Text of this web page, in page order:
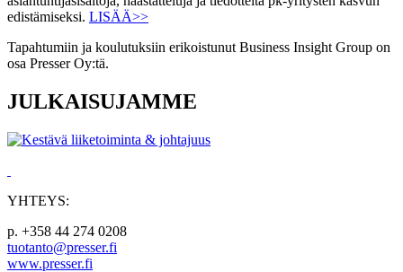
edistämiseksi. LISÄÄ>>
Tapahtumiin ja koulutuksiin erikoistunut Business Insight Group on
osa Presser Oy:tä.
JULKAISUJAMME
YHTEYS:
p. +358 44 274 0208
tuotanto@presser.fi
www.presser.fi